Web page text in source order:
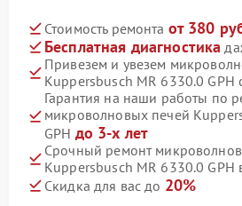
Стоимость ремонта от 380
Бесплатная диагностика
Привезем и увезем
Kuppersbusch MR 6330.0 GPH
Гарантия на наши работы по
микроволновых печей
GPH до 3-х лет
Срочный ремонт
Kuppersbusch MR 6330.0 GPH
Скидка для вас до 20%